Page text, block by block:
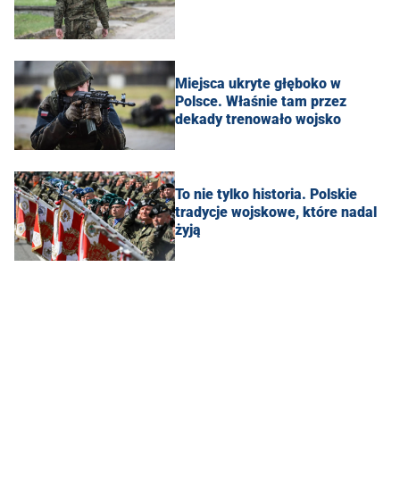
Miejsca ukryte głęboko w
Polsce. Właśnie tam przez
dekady trenowało wojsko
To nie tylko historia. Polskie
tradycje wojskowe, które nadal
żyją